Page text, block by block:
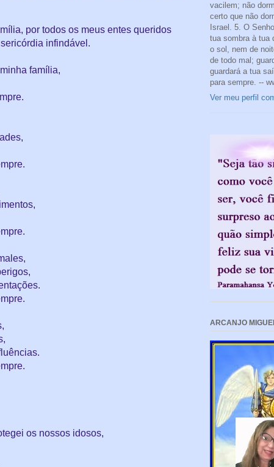
por todos os meus entes queridos
infindável.
família,
os nossos idosos,
vacilem; não
certo que não
Israel. 5. O
tua sombra à tua
o sol, nem de
de todo mal;
guardará a tua
para sempre. --
Ver meu perfil
ARCANJO